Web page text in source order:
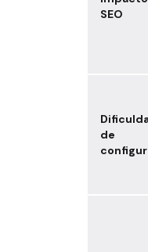
SEO
de